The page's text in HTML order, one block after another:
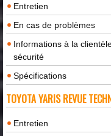
Entretien
En cas de problèmes
Informations à la
sécurité
Spécifications
TOYOTA YARIS REVUE
Entretien